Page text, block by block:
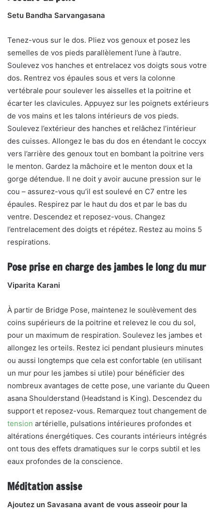
Setu Bandha Sarvangasana
Tenez-vous sur le dos. Pliez vos genoux et posez les
semelles de vos pieds parallèlement l’une à l’autre.
Soulevez vos hanches et entrelacez vos doigts sous votre
dos. Rentrez vos épaules sous et vers la colonne
vertébrale pour soulever les aisselles et la poitrine et
écarter les clavicules. Appuyez sur les poignets extérieurs
de vos mains et les talons intérieurs de vos pieds.
Soulevez l’extérieur des hanches et relâchez l’intérieur
des cuisses. Allongez le bas du dos en étendant le coccyx
vers l’arrière des genoux tout en bombant la poitrine vers
le menton. Gardez la mâchoire et le menton doux et la
gorge détendue. Il ne doit y avoir aucune pression sur le
cou – assurez-vous qu’il est soulevé en C7 entre les
épaules. Respirez par le haut du dos et par le bas du
ventre. Descendez et reposez-vous. Changez
l’entrelacement des doigts et répétez. Restez au moins 5
respirations.
Pose prise en charge des jambes le long du mur
Viparita Karani
À partir de Bridge Pose, maintenez le soulèvement des
coins supérieurs de la poitrine et relevez le cou du sol,
pour un maximum de respiration. Soulevez les jambes et
allongez les orteils. Restez ici pendant plusieurs minutes
ou aussi longtemps que cela est confortable (en utilisant
un mur pour les jambes si utile) pour bénéficier des
nombreux avantages de cette pose, une variante du Queen
asana Shoulderstand (Headstand is King). Descendez du
support et reposez-vous. Remarquez tout changement de
tension artérielle, pulsations intérieures profondes et
altérations énergétiques. Ces courants intérieurs intégrés
ont tous des effets dramatiques sur le corps subtil et les
eaux profondes de la conscience.
Méditation assise
Ajoutez un Savasana avant de vous asseoir pour la